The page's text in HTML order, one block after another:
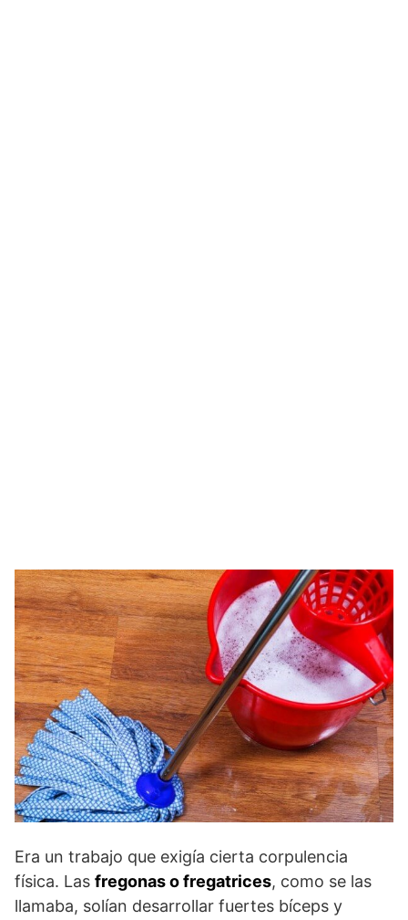
Era un trabajo que exigía cierta corpulencia
física. Las fregonas o fregatrices, como se las
llamaba, solían desarrollar fuertes bíceps y